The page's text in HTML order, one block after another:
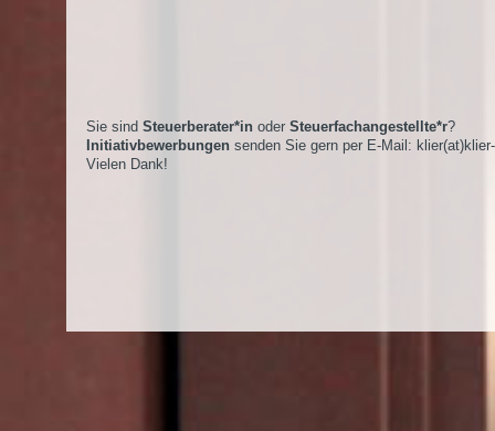
Sie sind Steuerberater*in oder Steuerfachangestellte*r?
Initiativbewerbungen senden Sie gern per E-Mail:
Vielen Dank!